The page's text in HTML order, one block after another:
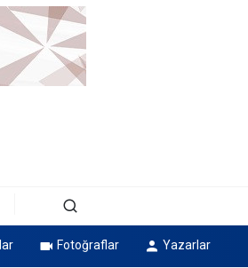
Fotoğraflar Yazarlar